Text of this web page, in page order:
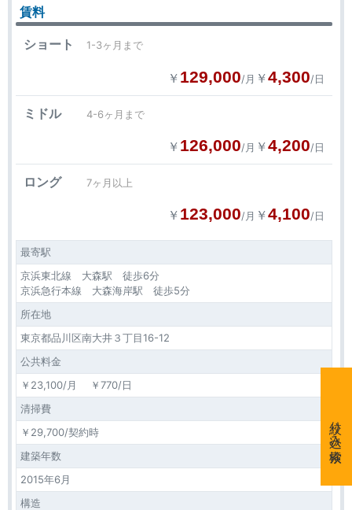
絞り込み検索
賃料
ショート 1-3ヶ月まで
￥ 129,000/月 ￥4,300/日
ミドル 4-6ヶ月まで
￥ 126,000/月 ￥4,200/日
ロング 7ヶ月以上
￥ 123,000/月 ￥4,100/日
最寄駅
京浜東北線 大森駅 徒歩6分
京浜急行本線 大森海岸駅 徒歩5分
所在地
東京都品川区南大井３丁目16-12
公共料金
￥23,100/月 ￥770/日
清掃費
￥29,700/契約時
建築年数
2015年6月
構造